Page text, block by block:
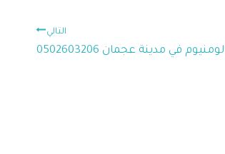
التالي
في مدينة عجمان 0502603206